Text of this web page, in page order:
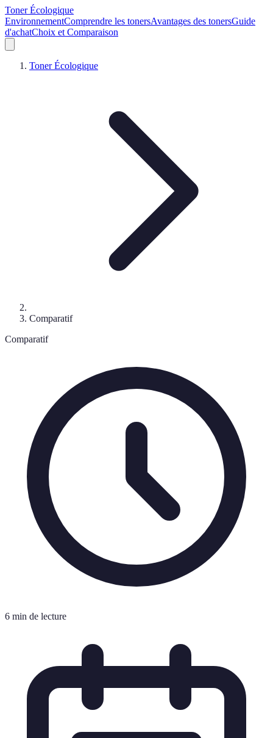
Toner Écologique
EnvironnementComprendre les tonersAvantages des tonersGuide
d'achatChoix et Comparaison
Toner Écologique
Comparatif
Comparatif
6 min de lecture